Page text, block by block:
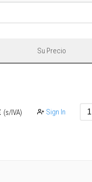
Su Precio
(s/IVA) Sign In